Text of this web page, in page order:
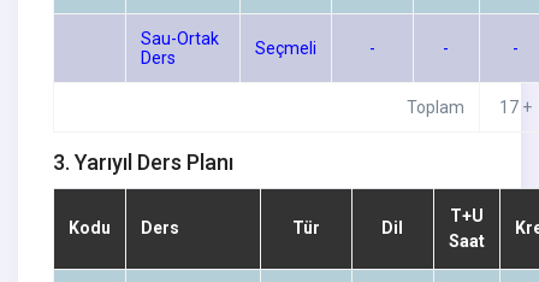
Sau-Ortak
Ders
Seçmeli - - -
Toplam 17 +
3. Yarıyıl Ders Planı
Kodu Ders Tür Dil
T+U
Saat